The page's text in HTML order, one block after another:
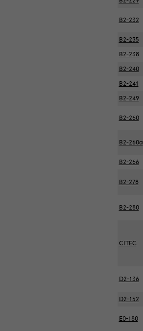
B2-232
B2-235
B2-238
B2-240
B2-241
B2-249
B2-260
B2-260a
B2-266
B2-278
B2-280
CITEC
D2-136
D2-152
E0-180